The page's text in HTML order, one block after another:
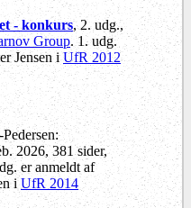
- konkurs, 2. udg.,
Group. 1. udg.
Jensen iUfR 2012
2026, 381 sider,
er anmeldt af
iUfR 2014